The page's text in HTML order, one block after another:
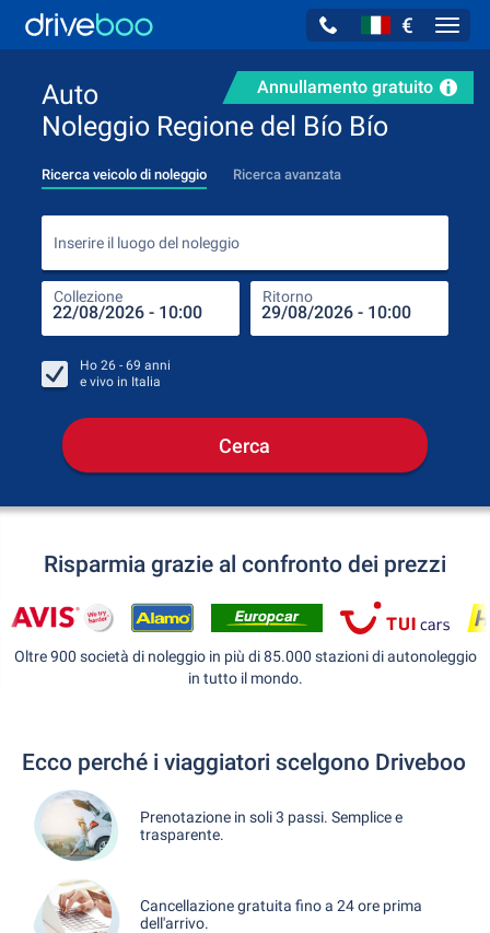
€
Annullamento gratuito
Auto
Noleggio Regione del Bío Bío
Ricerca veicolo di noleggio Ricerca avanzata
Inserire il luogo del noleggio
Collezione Ritorno
Ho 26 - 69 anni
e vivo in Italia
Cerca
Risparmia grazie al confronto dei prezzi
Oltre 900 società di noleggio in più di 85.000 stazioni di autonoleggio
in tutto il mondo.
Ecco perché i viaggiatori scelgono Driveboo
Prenotazione in soli 3 passi. Semplice e
trasparente.
Cancellazione gratuita fino a 24 ore prima
dell'arrivo.